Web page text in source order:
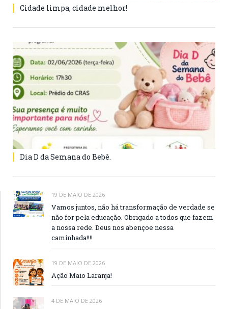
Cidade limpa, cidade melhor!
Dia D da Semana do Bebê.
19 DE MAIO DE 2026
Vamos juntos, não há transformação de verdade se
não for pela educação. Obrigado a todos que fazem
a nossa rede. Deus nos abençoe nessa
caminhada!!!!
19 DE MAIO DE 2026
Ação Maio Laranja!
4 DE MAIO DE 2026